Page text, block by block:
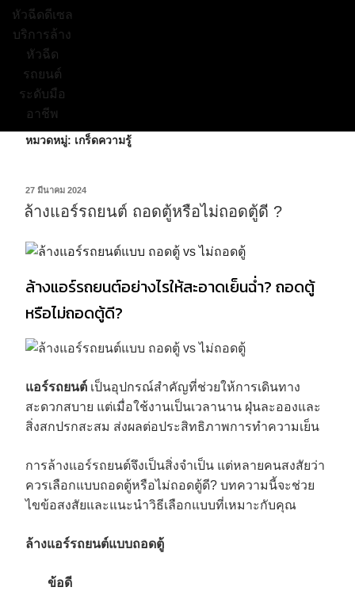
หมวดหมู่: เกร็ดความรู้
27 มีนาคม 2024
ล้างแอร์รถยนต์ ถอดตู้หรือไม่ถอดตู้ดี ?
ล้างแอร์รถยนต์อย่างไรให้สะอาดเย็นฉ่ำ? ถอดตู้
หรือไม่ถอดตู้ดี?
แอร์รถยนต์ เป็นอุปกรณ์สำคัญที่ช่วยให้การเดินทาง
สะดวกสบาย แต่เมื่อใช้งานเป็นเวลานาน ฝุ่นละอองและ
สิ่งสกปรกสะสม ส่งผลต่อประสิทธิภาพการทำความเย็น
การล้างแอร์รถยนต์จึงเป็นสิ่งจำเป็น แต่หลายคนสงสัยว่า
ควรเลือกแบบถอดตู้หรือไม่ถอดตู้ดี? บทความนี้จะช่วย
ไขข้อสงสัยและแนะนำวิธีเลือกแบบที่เหมาะกับคุณ
ล้างแอร์รถยนต์แบบถอดตู้
ข้อดี